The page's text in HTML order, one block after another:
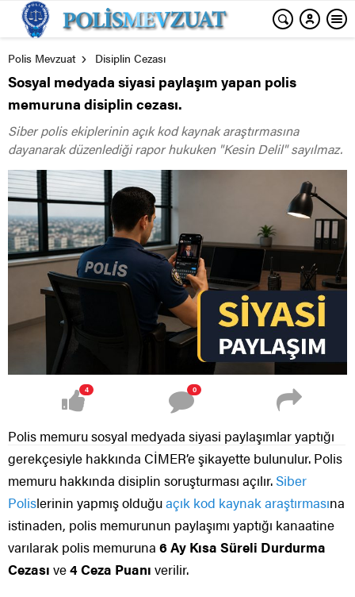
Polis Mevzuat Disiplin Cezası
Sosyal medyada siyasi paylaşım yapan polis
memuruna disiplin cezası.
Siber polis ekiplerinin açık kod kaynak araştırmasına
dayanarak düzenlediği rapor hukuken "Kesin Delil" sayılmaz.
4 0
Polis memuru sosyal medyada siyasi paylaşımlar yaptığı
gerekçesiyle hakkında CİMER’e şikayette bulunulur. Polis
memuru hakkında disiplin soruşturması açılır. Siber
Polislerinin yapmış olduğuaçık kod kaynak araştırmasına
istinaden, polis memurunun paylaşımı yaptığı kanaatine
varılarak polis memuruna 6 Ay Kısa Süreli Durdurma
Cezası ve4 Ceza Puanı verilir.